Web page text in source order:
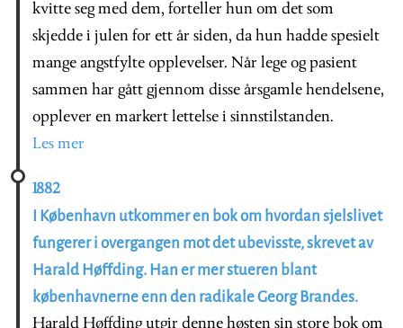
kvitte seg med dem, forteller hun om det som
skjedde i julen for ett år siden, da hun hadde spesielt
mange angstfylte opplevelser. Når lege og pasient
sammen har gått gjennom disse årsgamle hendelsene,
opplever en markert lettelse i sinnstilstanden.
Les mer
1882
I København utkommer en bok om hvordan sjelslivet
fungerer i overgangen mot det ubevisste, skrevet av
Harald Høffding. Han er mer stueren blant
københavnerne enn den radikale Georg Brandes.
Harald Høffding utgir denne høsten sin store bok om